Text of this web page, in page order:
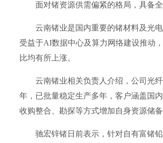
面对锗资源供需偏紧的格局，具备全
云南锗业是国内重要的锗材料及光电
受益于AI数据中心及算力网络建设推动
比均有所上涨。
云南锗业相关负责人介绍，公司光纤
年，已批量稳定生产多年，客户涵盖国
收购整合、勘探等方式增加自身资源储备
驰宏锌锗日前表示，针对自有富锗铅